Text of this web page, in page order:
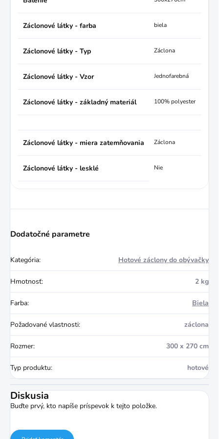
Záclonové látky - farba biela
Záclonové látky - Typ Záclona
Záclonové látky - Vzor Jednofarebná
Záclonové látky - základný materiál 100% polyester
Záclonové látky - miera zatemňovania Záclona
Záclonové látky - lesklé Nie
Dodatočné parametre
Kategória: Hotové záclony do obývačky
Hmotnosť: 2 kg
Farba: Biela
Požadované vlastnosti: záclona
Rozmer: 300 x 270 cm
Typ produktu: hotové
Diskusia
Buďte prvý, kto napíše príspevok k tejto položke.